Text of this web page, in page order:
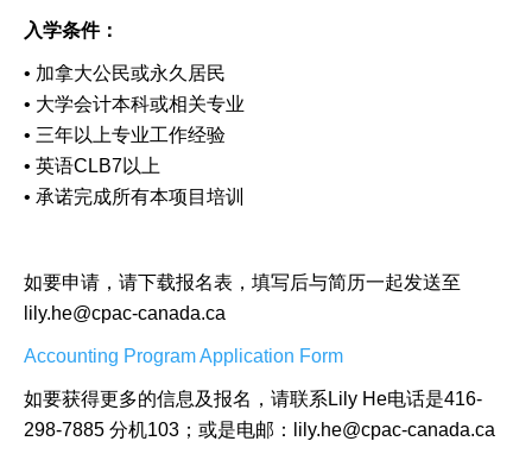
入学条件：
• 加拿大公民或永久居民
• 大学会计本科或相关专业
• 三年以上专业工作经验
• 英语CLB7以上
• 承诺完成所有本项目培训
如要申请，请下载报名表，填写后与简历一起发送至
lily.he@cpac-canada.ca
Accounting Program Application Form
如要获得更多的信息及报名，请联系Lily He电话是416-
298-7885 分机103；或是电邮：lily.he@cpac-canada.ca